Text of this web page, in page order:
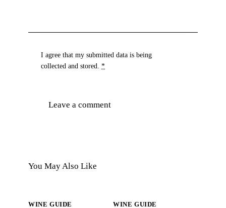
I agree that my submitted data is being
collected and stored.*
You May Also Like
WINE GUIDE WINE GUIDE